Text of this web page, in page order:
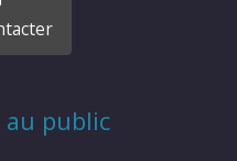
au public